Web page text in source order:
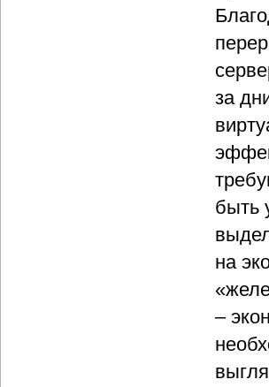
за
быть
на
–